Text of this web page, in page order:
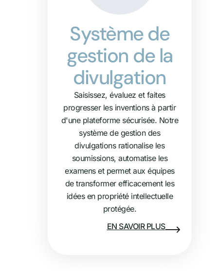
Système de
gestion de la
divulgation
Saisissez, évaluez et faites
progresser les inventions à partir
d'une plateforme sécurisée. Notre
système de gestion des
divulgations rationalise les
soumissions, automatise les
examens et permet aux équipes
de transformer efficacement les
idées en propriété intellectuelle
protégée.
EN SAVOIR PLUS